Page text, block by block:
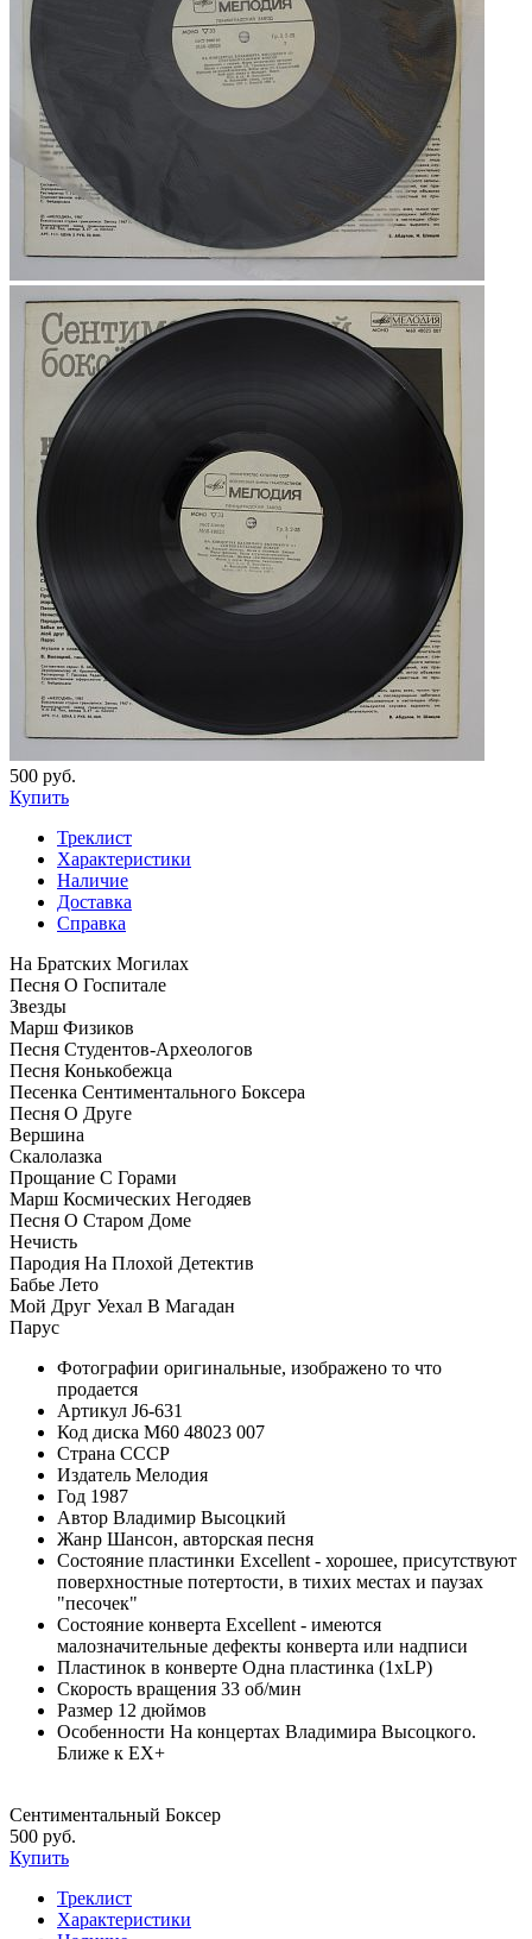
500 руб.
Купить
Треклист
Характеристики
Наличие
Доставка
Справка
На Братских Могилах
Песня О Госпитале
Звезды
Марш Физиков
Песня Студентов-Археологов
Песня Конькобежца
Песенка Сентиментального Боксера
Песня О Друге
Вершина
Скалолазка
Прощание С Горами
Марш Космических Негодяев
Песня О Старом Доме
Нечисть
Пародия На Плохой Детектив
Бабье Лето
Мой Друг Уехал В Магадан
Парус
Фотографии оригинальные, изображено то что
продается
Артикул J6-631
Код диска М60 48023 007
Страна СССР
Издатель Мелодия
Год 1987
Автор Владимир Высоцкий
Жанр Шансон, авторская песня
Состояние пластинки Excellent - хорошее, присутствуют
поверхностные потертости, в тихих местах и паузах
"песочек"
Состояние конверта Excellent - имеются
малозначительные дефекты конверта или надписи
Пластинок в конверте Одна пластинка (1xLP)
Скорость вращения 33 об/мин
Размер 12 дюймов
Особенности На концертах Владимира Высоцкого.
Ближе к EX+
Сентиментальный Боксер
500 руб.
Купить
Треклист
Характеристики